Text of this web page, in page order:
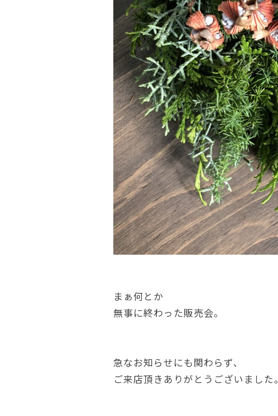
まぁ何とか
無事に終わった販売会。
急なお知らせにも関わらず、
ご来店頂きありがとうございました。